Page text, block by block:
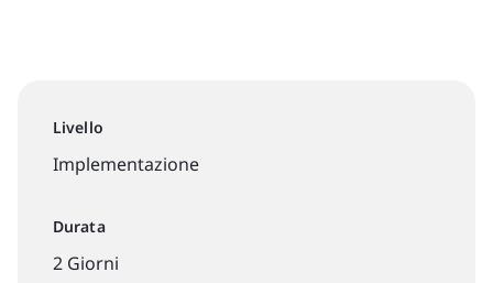
Livello
Implementazione
Durata
2 Giorni